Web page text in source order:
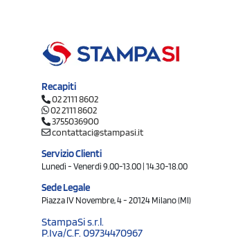
Recapiti
02 2111 8602
02 2111 8602
3755036900
contattaci@stampasi.it
Servizio Clienti
Lunedì - Venerdì 9.00-13.00 | 14.30-18.00
Sede Legale
Piazza IV Novembre, 4 - 20124 Milano (MI)
StampaSi s.r.l.
P.Iva/C.F. 09734470967